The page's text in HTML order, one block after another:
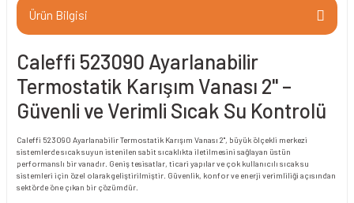
Ürün Bilgisi
Caleffi 523090 Ayarlanabilir
Termostatik Karışım Vanası 2" –
Güvenli ve Verimli Sıcak Su Kontrolü
Caleffi 523090 Ayarlanabilir Termostatik Karışım Vanası 2", büyük ölçekli merkezi
sistemlerde sıcak suyun istenilen sabit sıcaklıkta iletilmesini sağlayan üstün
performanslı bir vanadır. Geniş tesisatlar, ticari yapılar ve çok kullanıcılı sıcak su
sistemleri için özel olarak geliştirilmiştir. Güvenlik, konfor ve enerji verimliliği açısından
sektörde öne çıkan bir çözümdür.